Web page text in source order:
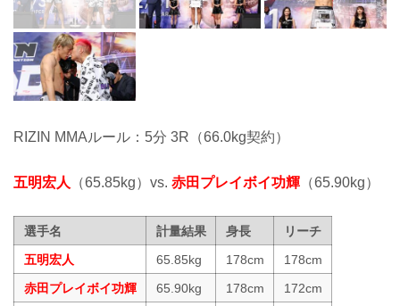
RIZIN MMAルール：5分 3R（66.0kg契約）
五明宏人 （65.85kg）vs. 赤田プレイボイ功輝 （65.90kg）
選手名 計量結果 身長
リーチ
五明宏人
65.85kg 178cm
178cm
赤田プレイボイ功輝
65.90kg 178cm
172cm